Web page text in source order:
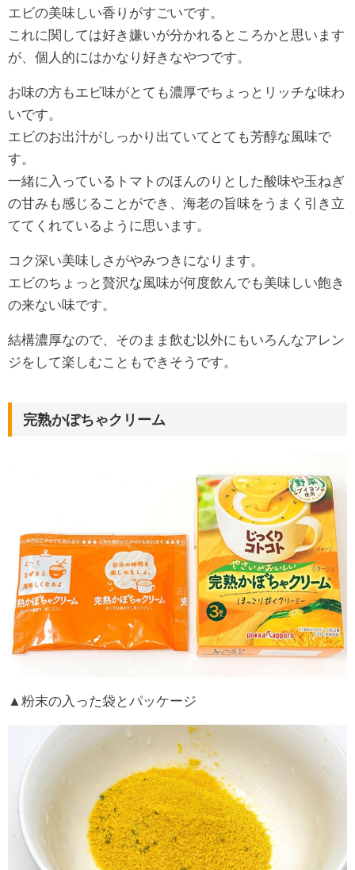
エビの美味しい香りがすごいです。
これに関しては好き嫌いが分かれるところかと思います
が、個人的にはかなり好きなやつです。
お味の方もエビ味がとても濃厚でちょっとリッチな味わ
いです。
エビのお出汁がしっかり出ていてとても芳醇な風味で
す。
一緒に入っているトマトのほんのりとした酸味や玉ねぎ
の甘みも感じることができ、海老の旨味をうまく引き立
ててくれているように思います。
コク深い美味しさがやみつきになります。
エビのちょっと贅沢な風味が何度飲んでも美味しい飽き
の来ない味です。
結構濃厚なので、そのまま飲む以外にもいろんなアレン
ジをして楽しむこともできそうです。
完熟かぼちゃクリーム
▲粉末の入った袋とパッケージ